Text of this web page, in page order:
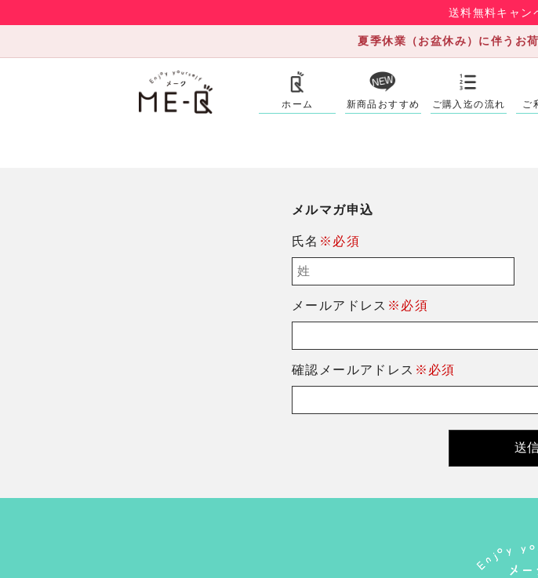
送料無料キャン
夏季休業（お盆休み）に伴うお
ホーム 新商品おすすめ ご購入迄の流れ ご
メルマガ申込
氏名 ※必須
メールアドレス ※必須
確認メールアドレス ※必須